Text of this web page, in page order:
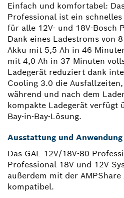
Einfach und komfortabel:
Professional ist ein
für alle 12V- und 18V-Bosch
Dank eines Ladestroms von
Akku mit 5,5 Ah in 46
mit 4,0 Ah in 37 Minuten
Ladegerät reduziert dank
Cooling 3.0 die
während und nach dem
kompakte Ladegerät verfügt
Bay-in-Bay-Lösung.
Ausstattung und Anwendung
Das GAL 12V/18V-80
Professional 18V und 12V
außerdem mit der AMPShare
kompatibel.